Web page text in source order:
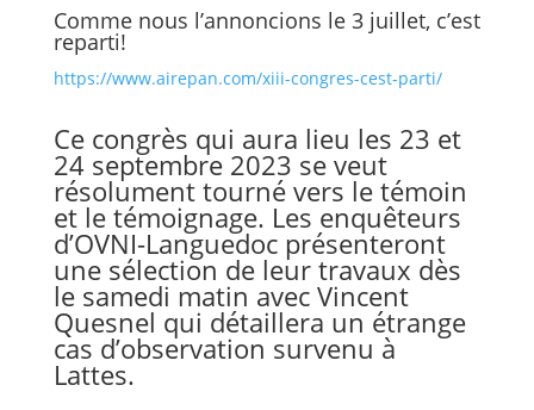
Comme nous l’annoncions le 3 juillet, c’est
reparti!
https://www.airepan.com/xiii-congres-cest-parti/
Ce congrès qui aura lieu les 23 et
24 septembre 2023 se veut
résolument tourné vers le témoin
et le témoignage. Les enquêteurs
d’OVNI-Languedoc présenteront
une sélection de leur travaux dès
le samedi matin avec Vincent
Quesnel qui détaillera un étrange
cas d’observation survenu à
Lattes.